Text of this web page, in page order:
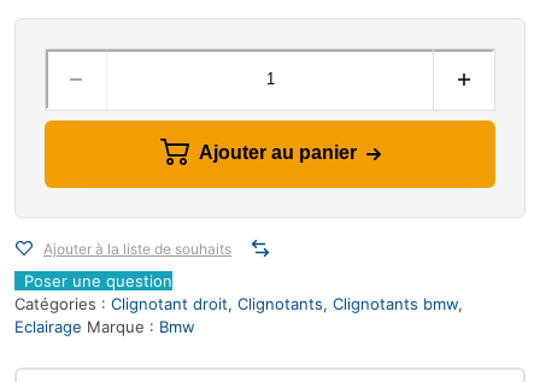
Ajouter au panier
Ajouter à la liste de souhaits
Poser une question
Catégories : Clignotant droit, Clignotants, Clignotants bmw,
Eclairage Marque : Bmw